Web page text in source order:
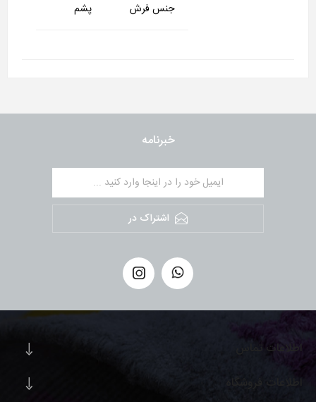
جنس فرش پشم
خبرنامه
اشتراک در
اطلاعات تماس
اطلاعات فروشگاه